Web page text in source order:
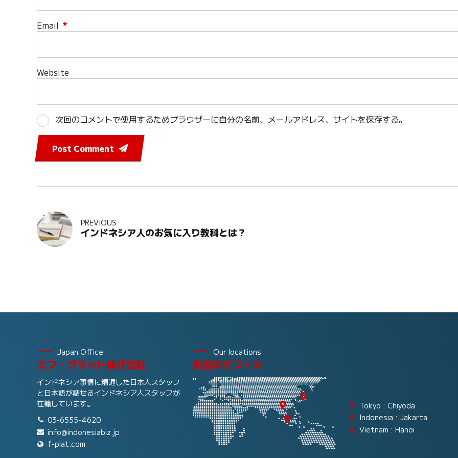
Email *
Website
次回のコメントで使用するためブラウザーに自分の名前、メールアドレス、サイトを保存する。
Post Comment
PREVIOUS
インドネシア人のお気に入り教科とは？
Japan Office
エフ・プラット株式会社
インドネシア事情に精通した日本人スタッフ
と日本語が話せるインドネシア人スタッフが
在籍しています。
03-6555-4620
info@indonesiabiz.jp
f-plat.com
Our locations
各国のオフィス
Tokyo : Chiyoda
Indonesia : Jakarta
Vietnam : Hanoi